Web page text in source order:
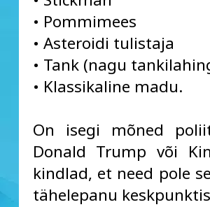
• Pommimees
• Asteroidi tulistaja
• Tank (nagu
• Klassikaline madu.
On isegi mõned
Donald Trump või
kindlad, et need pole
tähelepanu